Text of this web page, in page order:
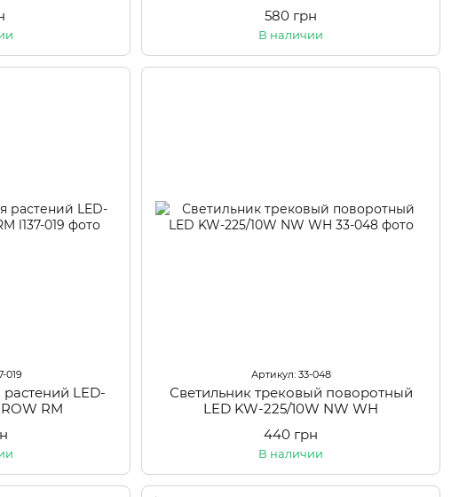
580 грн
В наличии
019
LED-
RM
Артикул: 33-048
Светильник трековый поворотный
LED KW-225/10W NW WH
440 грн
В наличии